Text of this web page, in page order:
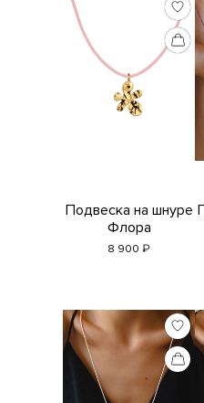
Подвеска на шнуре
Флора
8 900 ₽